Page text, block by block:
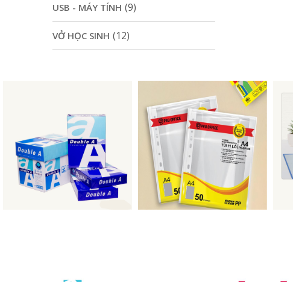
USB - MÁY TÍNH (9)
VỞ HỌC SINH (12)